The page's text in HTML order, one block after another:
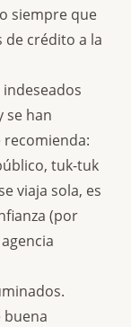
siempre que
de crédito a la
se han
recomienda:
tuk-tuk
viaja sola, es
(por
buena